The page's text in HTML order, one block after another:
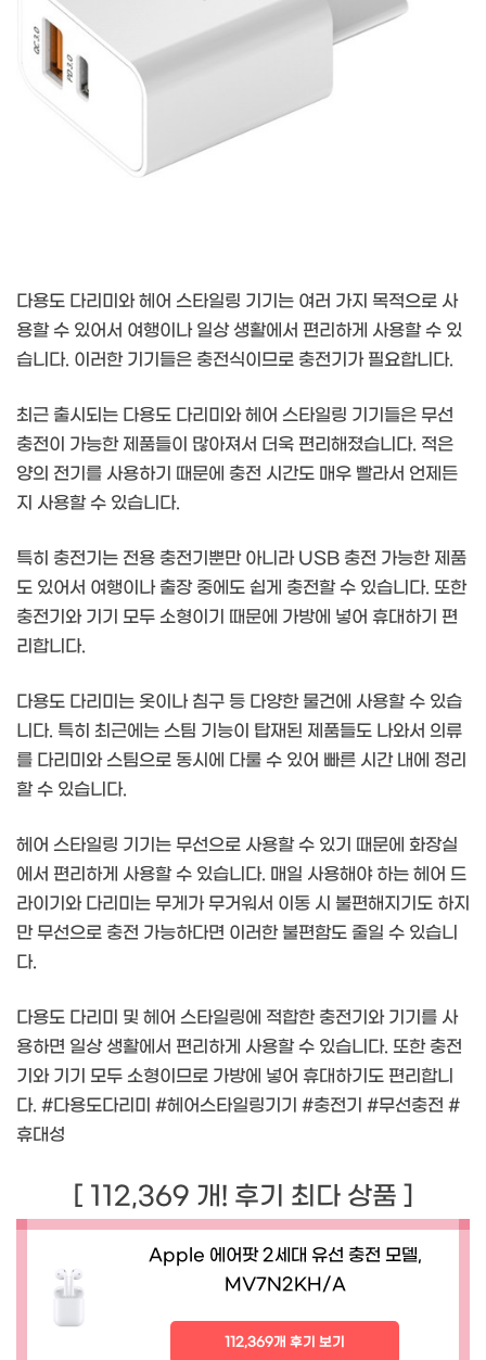
다용도 다리미와 헤어 스타일링 기기는 여러 가지 목적으로 사
용할 수 있어서 여행이나 일상 생활에서 편리하게 사용할 수 있
습니다. 이러한 기기들은 충전식이므로 충전기가 필요합니다.
최근 출시되는 다용도 다리미와 헤어 스타일링 기기들은 무선
충전이 가능한 제품들이 많아져서 더욱 편리해졌습니다. 적은
양의 전기를 사용하기 때문에 충전 시간도 매우 빨라서 언제든
지 사용할 수 있습니다.
특히 충전기는 전용 충전기뿐만 아니라 USB 충전 가능한 제품
도 있어서 여행이나 출장 중에도 쉽게 충전할 수 있습니다. 또한
충전기와 기기 모두 소형이기 때문에 가방에 넣어 휴대하기 편
리합니다.
다용도 다리미는 옷이나 침구 등 다양한 물건에 사용할 수 있습
니다. 특히 최근에는 스팀 기능이 탑재된 제품들도 나와서 의류
를 다리미와 스팀으로 동시에 다룰 수 있어 빠른 시간 내에 정리
할 수 있습니다.
헤어 스타일링 기기는 무선으로 사용할 수 있기 때문에 화장실
에서 편리하게 사용할 수 있습니다. 매일 사용해야 하는 헤어 드
라이기와 다리미는 무게가 무거워서 이동 시 불편해지기도 하지
만 무선으로 충전 가능하다면 이러한 불편함도 줄일 수 있습니
다.
다용도 다리미 및 헤어 스타일링에 적합한 충전기와 기기를 사
용하면 일상 생활에서 편리하게 사용할 수 있습니다. 또한 충전
기와 기기 모두 소형이므로 가방에 넣어 휴대하기도 편리합니
다. #다용도다리미 #헤어스타일링기기 #충전기 #무선충전 #
휴대성
[ 112,369 개! 후기 최다 상품 ]
Apple 에어팟 2세대 유선 충전 모델,
MV7N2KH/A
112,369개 후기 보기